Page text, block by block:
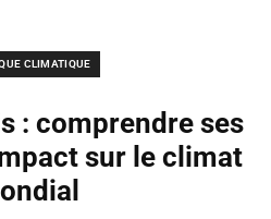
CLIMATIQUE
: comprendre ses
sur le climat